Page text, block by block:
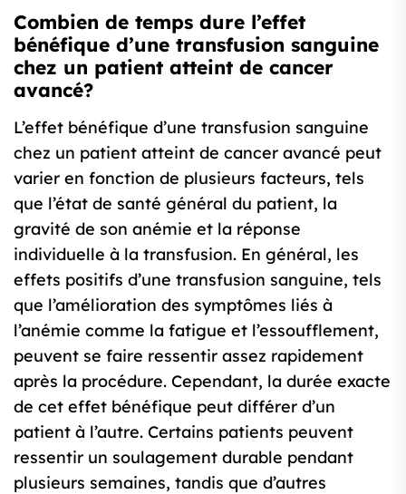
Combien de temps dure l’effet
bénéfique d’une transfusion sanguine
chez un patient atteint de cancer
avancé?
L’effet bénéfique d’une transfusion sanguine
chez un patient atteint de cancer avancé peut
varier en fonction de plusieurs facteurs, tels
que l’état de santé général du patient, la
gravité de son anémie et la réponse
individuelle à la transfusion. En général, les
effets positifs d’une transfusion sanguine, tels
que l’amélioration des symptômes liés à
l’anémie comme la fatigue et l’essoufflement,
peuvent se faire ressentir assez rapidement
après la procédure. Cependant, la durée exacte
de cet effet bénéfique peut différer d’un
patient à l’autre. Certains patients peuvent
ressentir un soulagement durable pendant
plusieurs semaines, tandis que d’autres